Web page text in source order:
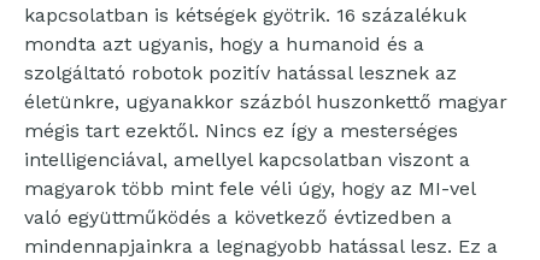
kapcsolatban is kétségek gyötrik. 16 százalékuk
mondta azt ugyanis, hogy a humanoid és a
szolgáltató robotok pozitív hatással lesznek az
életünkre, ugyanakkor százból huszonkettő magyar
mégis tart ezektől. Nincs ez így a mesterséges
intelligenciával, amellyel kapcsolatban viszont a
magyarok több mint fele véli úgy, hogy az MI-vel
való együttműködés a következő évtizedben a
mindennapjainkra a legnagyobb hatással lesz. Ez a